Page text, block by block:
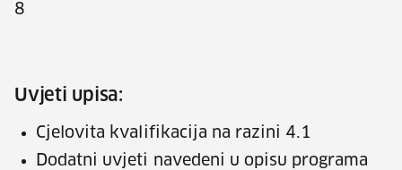
8
Uvjeti upisa:
Cjelovita kvalifikacija na razini 4.1
Dodatni uvjeti navedeni u opisu programa